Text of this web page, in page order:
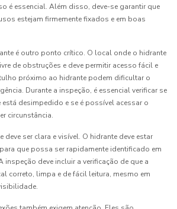
é essencial. Além disso, deve-se garantir que
estejam firmemente fixados e em boas
é outro ponto crítico. O local onde o hidrante
de obstruções e deve permitir acesso fácil e
próximo ao hidrante podem dificultar o
Durante a inspeção, é essencial verificar se
desimpedido e se é possível acessar o
circunstância.
ser clara e visível. O hidrante deve estar
que possa ser rapidamente identificado em
inspeção deve incluir a verificação de que a
correto, limpa e de fácil leitura, mesmo em